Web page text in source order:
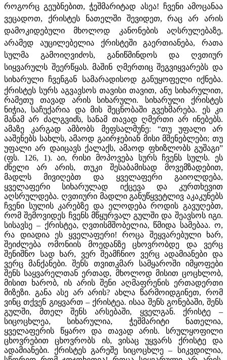
როგორც გეუბნებით, ჭეშმარიტად ასეა! ჩვენი ამოცანაა
ვეცადოთ, ქრისტეს ნათელში შევიდეთ, რაც არ არის
დამოკიდებული მხოლოდ კანონების აღსრულებაზე,
არამედ აუცილებელია ქრისტეში გაერთიანება, რათა
სულმა გამოიღვიძოს, განიწმინდოს და ღვთიურ
სიყვარულს შეერწყას. მაშინ ღმერთიც შეგვიყვარებს და
სიხარული ჩვენგან სამარადისოდ განუყოფელი იქნება.
ქრისტეს სურს აგვავსოს თავისი თავით, ანუ სიხარულით,
რამეთუ თავად არის სიხარული. სიხარული ქრისტეს
ნიჭია, საჩუქარია და მის შეცნობაში გვეხმარება. ეს კი
მანამ არ ძალგვიძს, სანამ თავად ღმერთი არ ინებებს.
ამაზე კარგად ამბობს მეფსალმუნე: “თუ უფალი არ
ააშენებს სახლს, ამაოდ გაირჯებიან მისი მშენებლები; თუ
უფალი არ დაიცავს ქალაქს, ამაოდ ფხიზლობს გუშაგი”
(ფს. 126, 1). აი, რისი მოპოვება სურს ჩვენს სულს. ეს
ძნელი არ არის, თუკი შესაბამისად მოვემზადებით,
მადლს მივიღებთ და ყველაფერი გაიოლდება,
ყველაფერი სიხარულად იქცევა და კურთხევით
აღსრულდება. ღვთიური მადლი განუწყვეტლივ აკაკუნებს
ჩვენი სულის კარებზე და ელოდება როდის გავუღებთ,
რომ შემოვიდეს ჩვენს მწყურვალ გულში და შეავსოს იგი.
სისავსე – ქრისტეა, ღვთისმშობელია, წმიდა სამებაა. ო,
რა დიადია ეს ყველაფერი! როცა შეყვარებული ხარ,
შეიძლება ომონიის მოედანზე ცხოვრობდე და ვერც
შენიშნო სად ხარ, ვერ შეამჩნიო ვერც ადამიანები და
ვერც მანქანები. შენს თვითკმარ სამყაროში იმყოფები
შენს საყვარელთან ერთად, მხოლოდ მისით ცოცხლობ,
მისით ხარობ, ის არის შენი აღმაფრენის ერთადერთი
მიზეზი. განა ასე არ არის? ახლა წარმოიდგინეთ, რომ
ვინც თქვენ გიყვართ – ქრისტეა. ისაა შენს გონებაში, შენს
გულში, მთელ შენს არსებაში, ყველგან. ქრისტე –
სიცოცხლეა, სიხარულია, ჭეშმარიტი ნათელია,
ყველაფერის წყარო და თავად არის. სრულყოფილი
ცხოვრებით ცხოვრობს ის, ვისაც უყვარს ქრისტე და
ადამიანები. ქრისტეს გარეშე სიცოცხლე – სიკვდილია,